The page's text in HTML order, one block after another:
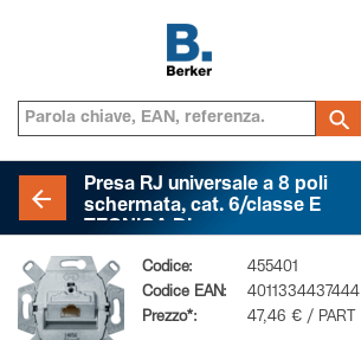
Presa RJ universale a 8 poli
schermata, cat. 6/classe E
Codice:
455401
Codice EAN:
4011334437444
Prezzo*:
47,46 € / PART